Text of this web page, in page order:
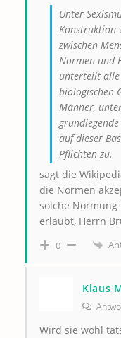
Unter
Konstruktion
zwischen
Normen und
unterteilt alle
biologischen
Männer,
auf dieser
Pflichten zu.
sagt die
die Normen
solche
erlaubt, Herrn
0
Klaus
Wird sie wohl